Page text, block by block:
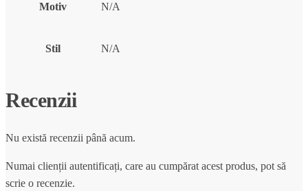
Motiv N/A
Stil N/A
Recenzii
Nu există recenzii până acum.
Numai clienții autentificați, care au cumpărat acest produs, pot să
scrie o recenzie.